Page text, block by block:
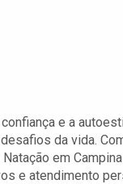
e a
da vida.
em
e atendimento